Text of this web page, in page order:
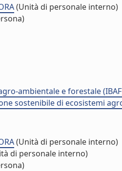
(Unità di personale interno)
ambientale e forestale
sostenibile di ecosistemi
(Unità di personale interno)
di personale interno)